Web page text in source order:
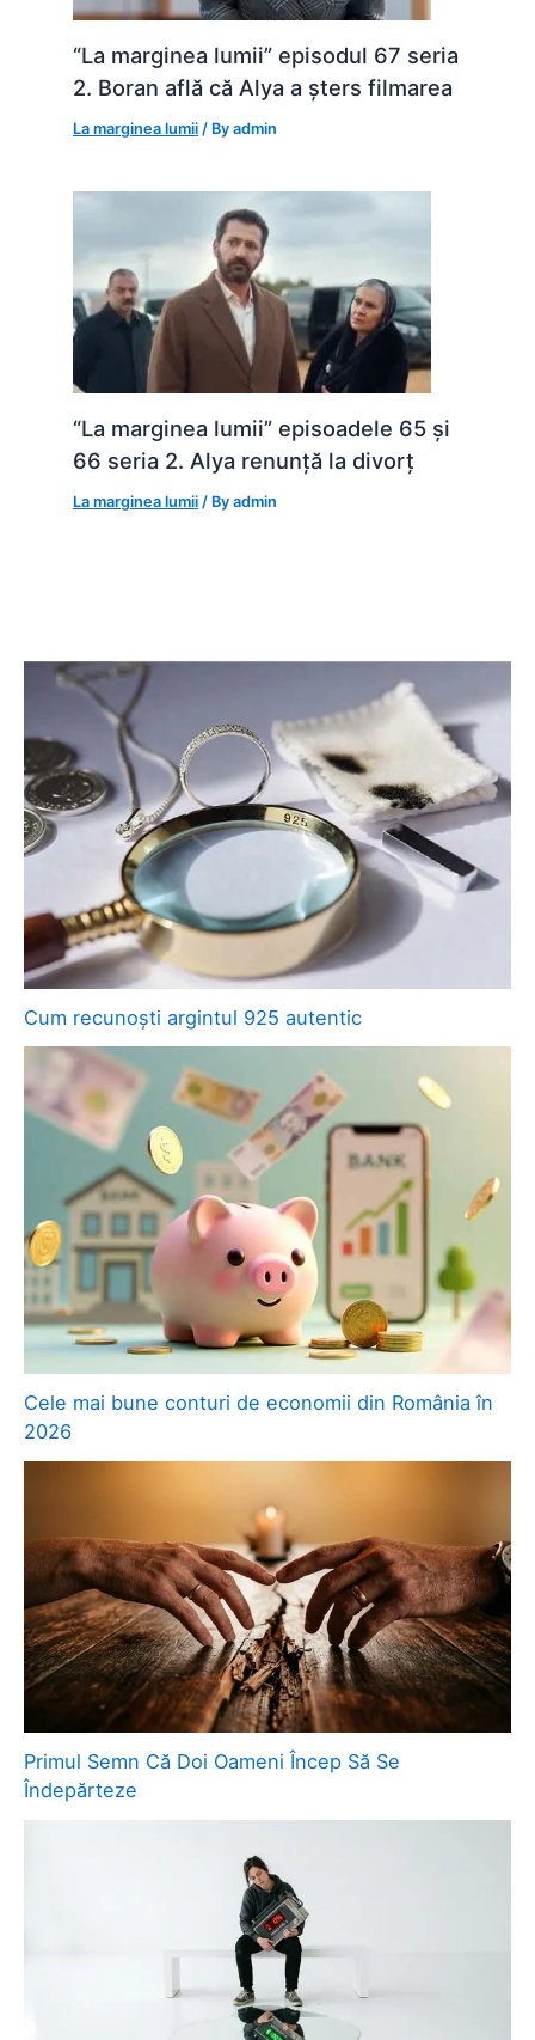
“La marginea lumii” episodul 67 seria
2. Boran află că Alya a șters filmarea
La marginea lumii / Byadmin
“La marginea lumii” episoadele 65 și
66 seria 2. Alya renunță la divorț
La marginea lumii / Byadmin
Cum recunoști argintul 925 autentic
Cele mai bune conturi de economii din România în
2026
Primul Semn Că Doi Oameni Încep Să Se
Îndepărteze